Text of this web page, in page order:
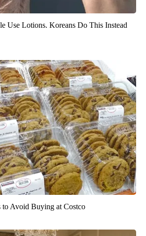
Use Lotions. Koreans Do This Instead
to Avoid Buying at Costco